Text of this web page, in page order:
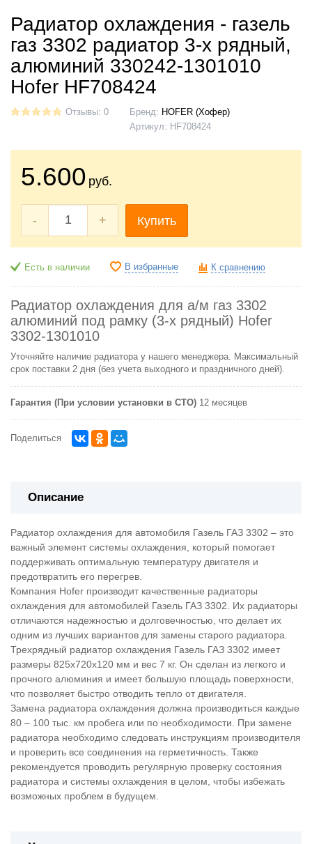
Радиатор охлаждения - газель
газ 3302 радиатор 3-х рядный,
алюминий 330242-1301010
Hofer HF708424
Отзывы: 0 Бренд: HOFER (Хофер)
Артикул: HF708424
5.600 руб.
- + Купить
Есть в наличии В избранные К сравнению
Радиатор охлаждения для а/м газ 3302
алюминий под рамку (3-х рядный) Hofer
3302-1301010
Уточняйте наличие радиатора у нашего менеджера. Максимальный
срок поставки 2 дня (без учета выходного и праздничного дней).
Гарантия (При условии установки в СТО) 12 месяцев
Поделиться
Описание
Радиатор охлаждения для автомобиля Газель ГАЗ 3302 – это
важный элемент системы охлаждения, который помогает
поддерживать оптимальную температуру двигателя и
предотвратить его перегрев.
Компания Hofer производит качественные радиаторы
охлаждения для автомобилей Газель ГАЗ 3302. Их радиаторы
отличаются надежностью и долговечностью, что делает их
одним из лучших вариантов для замены старого радиатора.
Трехрядный радиатор охлаждения Газель ГАЗ 3302 имеет
размеры 825х720х120 мм и вес 7 кг. Он сделан из легкого и
прочного алюминия и имеет большую площадь поверхности,
что позволяет быстро отводить тепло от двигателя.
Замена радиатора охлаждения должна производиться каждые
80 – 100 тыс. км пробега или по необходимости. При замене
радиатора необходимо следовать инструкциям производителя
и проверить все соединения на герметичность. Также
рекомендуется проводить регулярную проверку состояния
радиатора и системы охлаждения в целом, чтобы избежать
возможных проблем в будущем.